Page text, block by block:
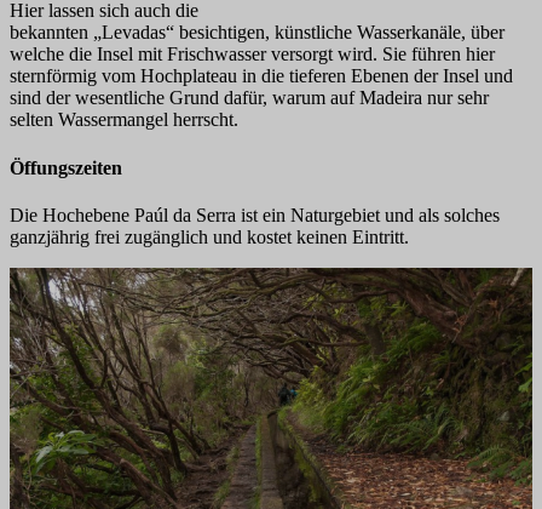
Hier lassen sich auch die
bekannten „Levadas“ besichtigen, künstliche Wasserkanäle, über
welche die Insel mit Frischwasser versorgt wird. Sie führen hier
sternförmig vom Hochplateau in die tieferen Ebenen der Insel und
sind der wesentliche Grund dafür, warum auf Madeira nur sehr
selten Wassermangel herrscht.
Öffungszeiten
Die Hochebene Paúl da Serra ist ein Naturgebiet und als solches
ganzjährig frei zugänglich und kostet keinen Eintritt.